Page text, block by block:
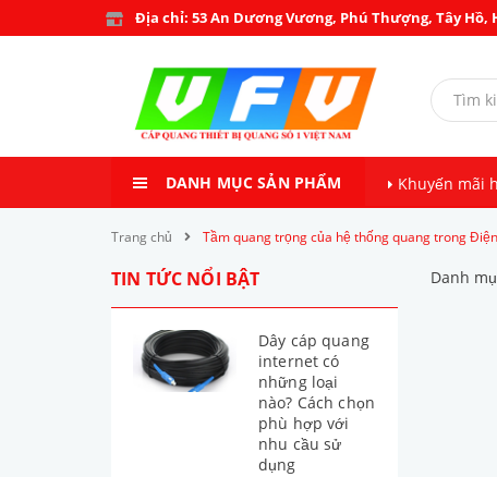
Địa chỉ: 53 An Dương Vương, Phú Thượng, Tây Hồ,
DANH MỤC SẢN PHẨM Khuyến mãi
Trang chủ Tầm quang trọng của hệ thống quang trong
TIN TỨC NỔI BẬT
Dây cáp quang
internet có
những loại
nào? Cách chọn
phù hợp với
nhu cầu sử
dụng
Danh